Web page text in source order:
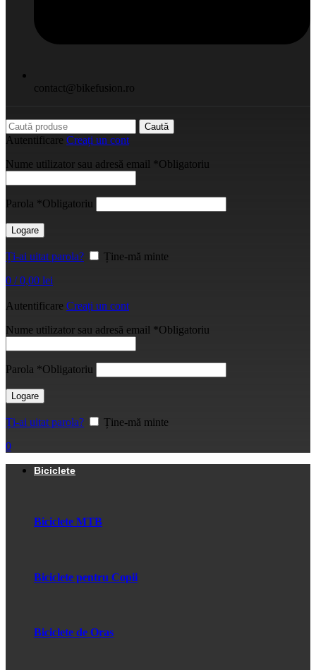
contact@bikefusion.ro
Caută
Autentificare Creați un cont
Nume utilizator sau adresă email *Obligatoriu
Parola *Obligatoriu
Logare
Ți-ai uitat parola?
Ține-mă minte
0 / 0,00 lei
Autentificare Creați un cont
Nume utilizator sau adresă email *Obligatoriu
Parola *Obligatoriu
Logare
Ți-ai uitat parola?
Ține-mă minte
0
Biciclete
Biciclete MTB
Biciclete pentru Copii
Biciclete de Oras